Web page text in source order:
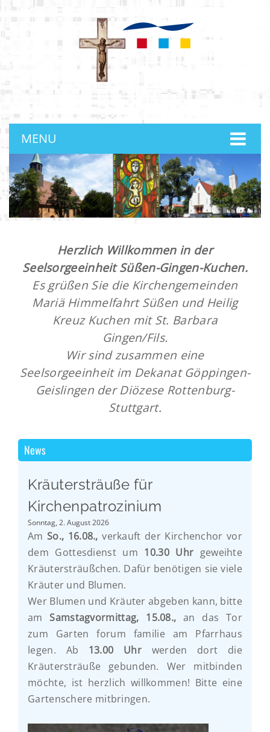
anmelden
MENU
Herzlich Willkommen in der
Seelsorgeeinheit Süßen-Gingen-Kuchen.
Es grüßen Sie die Kirchengemeinden
Mariä Himmelfahrt Süßen und Heilig
Kreuz Kuchen mit St. Barbara
Gingen/Fils.
Wir sind zusammen eine
Seelsorgeeinheit im Dekanat Göppingen-
Geislingen der Diözese Rottenburg-
Stuttgart.
News
Kräutersträuße für
Kirchenpatrozinium
Sonntag, 2. August 2026
AmSo., 16.08.,verkauft der Kirchenchor vor
dem Gottesdienst um 10.30 Uhr geweihte
Kräutersträußchen. Dafür benötigen sie viele
Kräuter und Blumen.
Wer Blumen und Kräuter abgeben kann, bitte
amSamstagvormittag, 15.08.,an das Tor
zum Garten forum familie am Pfarrhaus
legen. Ab 13.00 Uhrwerden dort die
Kräutersträuße gebunden. Wer mitbinden
möchte, ist herzlich willkommen! Bitte eine
Gartenschere mitbringen.